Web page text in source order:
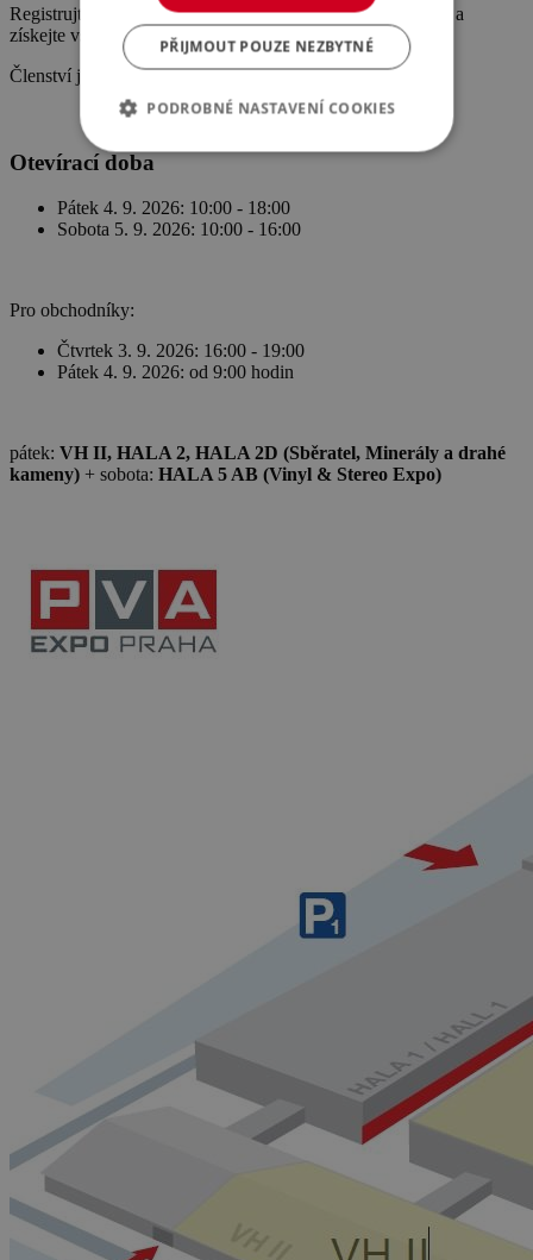
Registrujte se do Klanu sběratelů (www.klansberatelu.cz
) a
získejte vstupenku jen za 1 Kč.
Členství je bezplatné a můžete ho kdykoliv zrušit.
Otevírací doba
Pátek 4. 9. 2026: 10:00 - 18:00
Sobota 5. 9. 2026: 10:00 - 16:00
Pro obchodníky:
Čtvrtek 3. 9. 2026: 16:00 - 19:00
Pátek 4. 9. 2026: od 9:00 hodin
pátek: VH II, HALA 2, HALA 2D (Sběratel, Minerály a drahé
kameny) + sobota: HALA 5 AB (Vinyl & Stereo Expo)
PŘIJMOUT POUZE NEZBYTNÉ
PODROBNÉ NASTAVENÍ COOKIES